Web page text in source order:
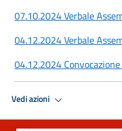
07.10.2024 Verbale
04.12.2024 Verbale
04.12.2024
Vedi azioni